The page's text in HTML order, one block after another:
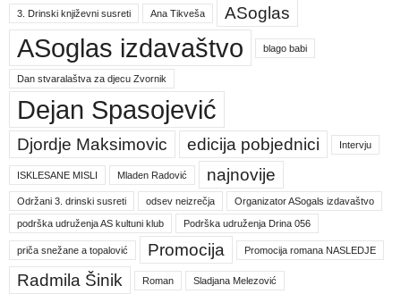
3. Drinski književni susreti Ana Tikveša ASoglas
ASoglas izdavaštvo blago babi
Dan stvaralaštva za djecu Zvornik
Dejan Spasojević
Djordje Maksimovic edicija pobjednici Intervju
ISKLESANE MISLI Mladen Radović najnovije
Održani 3. drinski susreti odsev neizrečja Organizator ASogals izdavaštvo
podrška udruženja AS kultuni klub Podrška udruženja Drina 056
priča snežane a topalović Promocija Promocija romana NASLEDJE
Radmila Šinik Roman Sladjana Melezović